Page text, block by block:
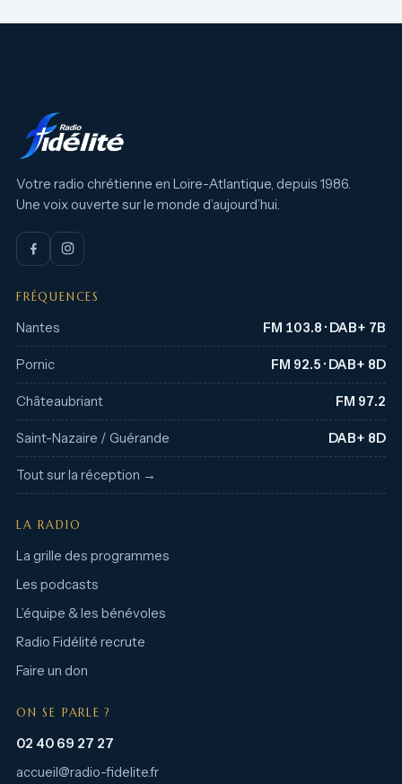
Votre radio chrétienne en Loire-Atlantique, depuis 1986.
Une voix ouverte sur le monde d’aujourd’hui.
FRÉQUENCES
Nantes FM 103.8 · DAB+ 7B
Pornic FM 92.5 · DAB+ 8D
Châteaubriant FM 97.2
Saint-Nazaire / Guérande DAB+ 8D
Tout sur la réception →
LA RADIO
La grille des programmes
Les podcasts
L’équipe & les bénévoles
Radio Fidélité recrute
Faire un don
ON SE PARLE ?
02 40 69 27 27
accueil@radio-fidelite.fr